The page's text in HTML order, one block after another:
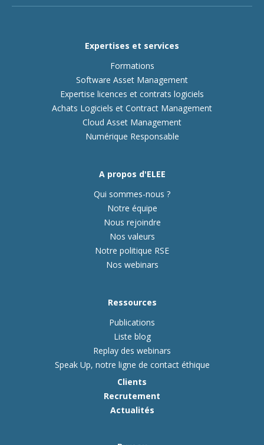
Expertises et services
Formations
Software Asset Management
Expertise licences et contrats logiciels
Achats Logiciels et Contract Management
Cloud Asset Management
Numérique Responsable
A propos d'ELEE
Qui sommes-nous ?
Notre équipe
Nous rejoindre
Nos valeurs
Notre politique RSE
Nos webinars
Ressources
Publications
Liste blog
Replay des webinars
Speak Up, notre ligne de contact éthique
Clients
Recrutement
Actualités